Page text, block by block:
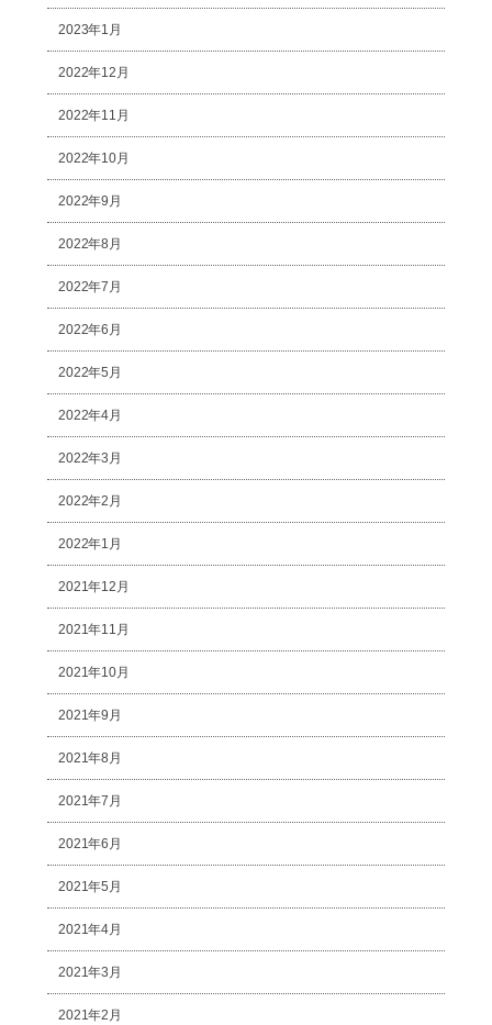
2023年1月
2022年12月
2022年11月
2022年10月
2022年9月
2022年8月
2022年7月
2022年6月
2022年5月
2022年4月
2022年3月
2022年2月
2022年1月
2021年12月
2021年11月
2021年10月
2021年9月
2021年8月
2021年7月
2021年6月
2021年5月
2021年4月
2021年3月
2021年2月